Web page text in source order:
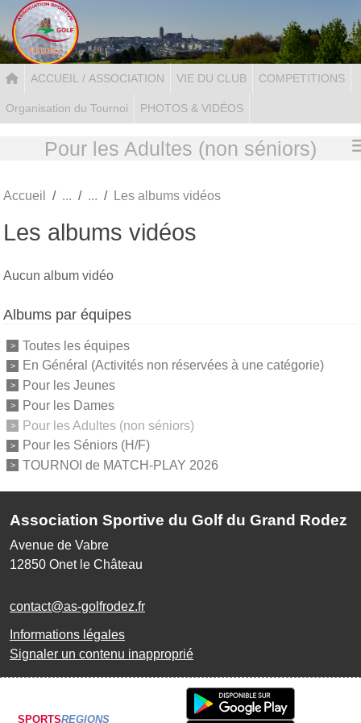
ACCUEIL / ASSOCIATION VIE DU CLUB COMPETITIONS
Organisation du Tournoi PHOTOS & VIDÉOS
Pour les Adultes (non séniors)
Accueil Les albums vidéos
Les albums vidéos
Aucun album vidéo
Albums par équipes
Toutes les équipes
En Général (Activités non réservées à une catégorie)
Pour les Jeunes
Pour les Dames
Pour les Adultes (non séniors)
Pour les Séniors (H/F)
TOURNOI de MATCH-PLAY 2026
Association Sportive du Golf du Grand Rodez
Avenue de Vabre
12850 Onet le Château
contact@as-golfrodez.fr
Informations légales
Signaler un contenu inapproprié
SPORTSREGIONS
Panneau de gestion des cookies